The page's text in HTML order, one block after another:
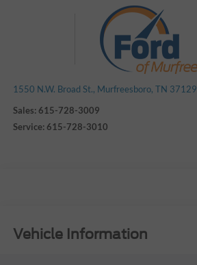
1550 N.W. Broad St., Murfreesboro, TN 37129
Sales: 615-728-3009
Service: 615-728-3010
Vehicle Information